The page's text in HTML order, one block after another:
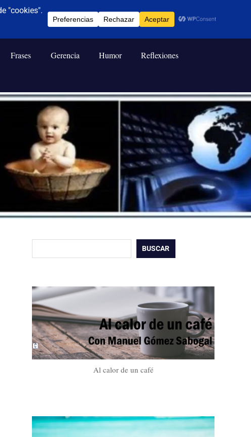
Frases Gerencia Humor Reflexiones
BUSCAR
Al calor de un café